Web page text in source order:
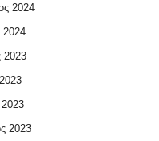
2024
2024
2023
2023